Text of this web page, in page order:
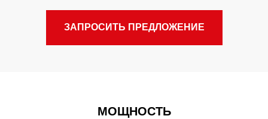
ЗАПРОСИТЬ ПРЕДЛОЖЕНИЕ
МОЩНОСТЬ